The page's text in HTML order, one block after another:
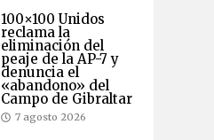
100×100 Unidos
reclama la
eliminación del
peaje de la AP-7 y
denuncia el
«abandono» del
Campo de Gibraltar
7 agosto 2026